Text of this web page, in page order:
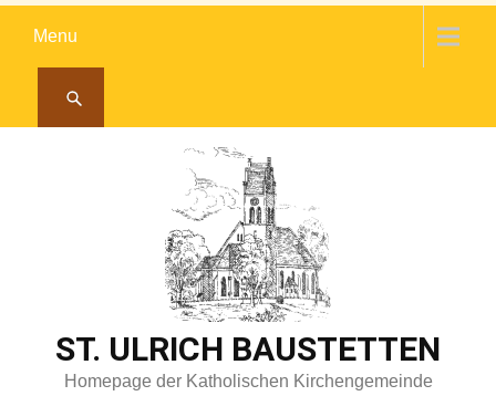
Menu
ST. ULRICH BAUSTETTEN
Homepage der Katholischen Kirchengemeinde